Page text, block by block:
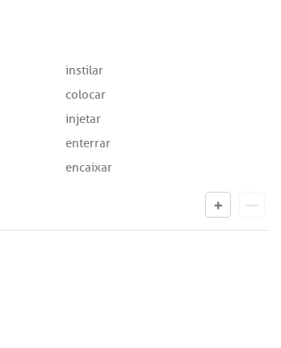
instilar
colocar
injetar
enterrar
encaixar